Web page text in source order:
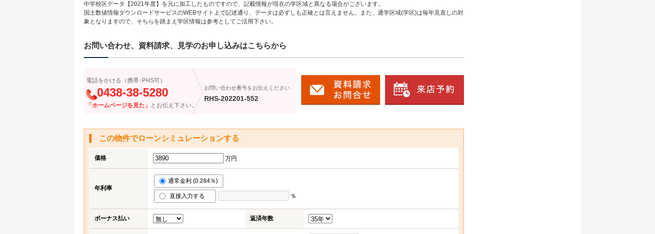
中学校区データ【2021年度】を元に加工したものですので、記載情報が現在の学区域と異なる場合がございます。
国土数値情報ダウンロードサービスのWEBサイト上で記述通り、データは必ずしも正確とは言えません。また、通学区域(学区)は毎年見直しの対
象となりますので、そちらを踏まえ学区情報は参考としてご活用下さい。
お問い合わせ、資料請求、見学のお申し込みはこちらから
電話をかける（携帯･PHS可）
0438-38-5280
「ホームページを見た」 とお伝え下さい。
お問い合わせ番号をお伝えください
RHS-202201-552
この物件でローンシミュレーションする
価格 万円
年利率
通常金利 (0.284％)
直接入力する ％
ボーナス払い 返済年数